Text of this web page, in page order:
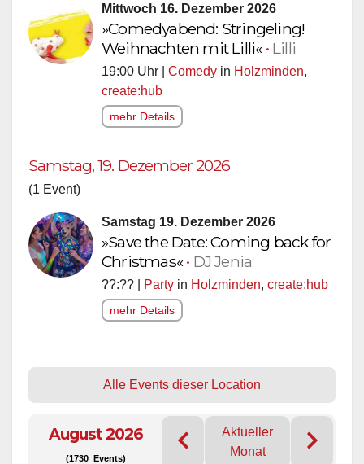
Mittwoch 16. Dezember 2026
»Comedyabend: Stringeling!
Weihnachten mit Lilli« • Lilli
19:00 Uhr | Comedy in Holzminden,
create:hub
mehr Details
Samstag, 19. Dezember 2026
(1 Event)
Samstag 19. Dezember 2026
»Save the Date: Coming back for
Christmas«• DJ Jenia
??:?? | Party in Holzminden, create:hub
mehr Details
Alle Events dieser Location
August 2026
(1730 Events)
Aktueller
Monat